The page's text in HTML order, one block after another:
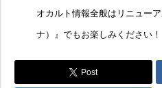
オカルト情報全般はリニュー
ナ） 』でもお楽しみください！
Post